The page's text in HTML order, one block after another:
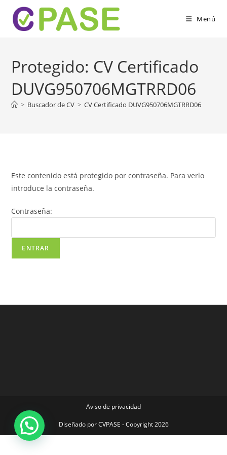
Menú
Protegido: CV Certificado
DUVG950706MGTRRD06
> Buscador de CV > CV Certificado DUVG950706MGTRRD06
Este contenido está protegido por contraseña. Para verlo
introduce la contraseña.
Contraseña:
Aviso de privacidad
Diseñado porCVPASE - Copyright 2026